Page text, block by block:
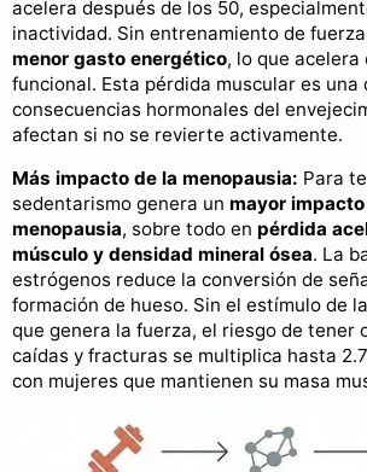
acelera después de los 50,
inactividad. Sin entrenamiento de
menor gasto energético, lo que
funcional. Esta pérdida muscular es una
consecuencias hormonales del
afectan si no se revierte activamente.
Más impacto de la menopausia: Para
sedentarismo genera un mayor
menopausia, sobre todo en pérdida
músculo y densidad mineral ósea. La
estrógenos reduce la conversión de
formación de hueso. Sin el estímulo de
que genera la fuerza, el riesgo de tener
caídas y fracturas se multiplica hasta
con mujeres que mantienen su masa